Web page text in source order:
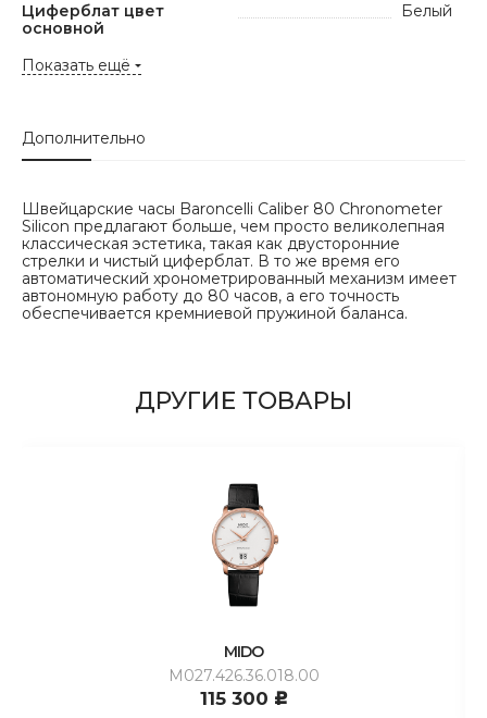
Циферблат цвет
основной
Белый
Показать ещё
Дополнительно
Швейцарские часы Baroncelli Caliber 80 Chronometer
Silicon предлагают больше, чем просто великолепная
классическая эстетика, такая как двусторонние
стрелки и чистый циферблат. В то же время его
автоматический хронометрированный механизм имеет
автономную работу до 80 часов, а его точность
обеспечивается кремниевой пружиной баланса.
ДРУГИЕ ТОВАРЫ
MIDO
M027.426.36.018.00
115 300 c